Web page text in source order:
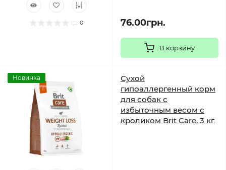
0 76.00грн.
В корзину
Новинка
Сухой
гипоаллергенный корм
для собак с
избыточным весом с
кроликом Brit Care, 3 кг